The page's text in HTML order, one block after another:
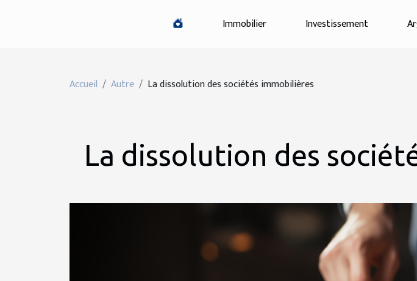
Immobilier Investissement
Accueil Autre La dissolution des sociétés immobilières
La dissolution des